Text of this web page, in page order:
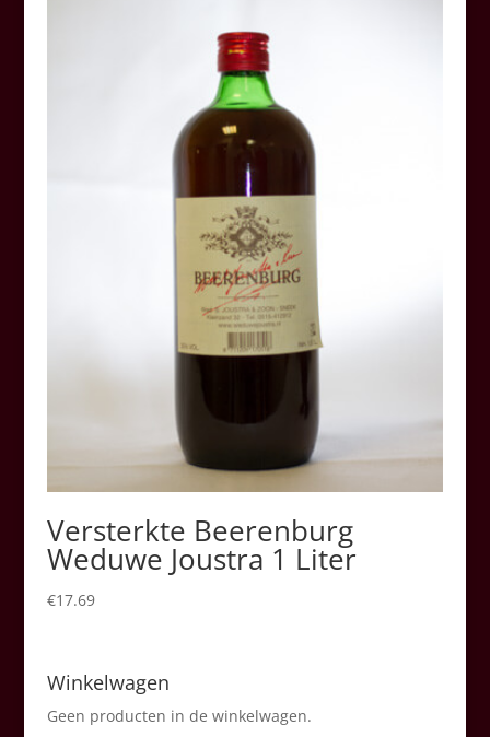
Versterkte Beerenburg
Weduwe Joustra 1 Liter
€17.69
Winkelwagen
Geen producten in de winkelwagen.